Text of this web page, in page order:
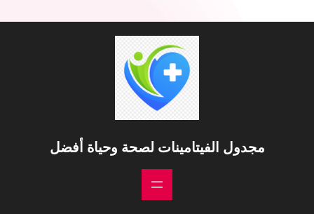
مجدول الفيتامينات لصحة وحياة أفضل